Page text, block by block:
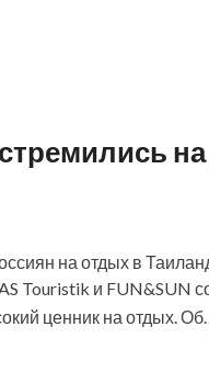
на отдых в
Touristik и FUN&SUN
ценник на отдых.